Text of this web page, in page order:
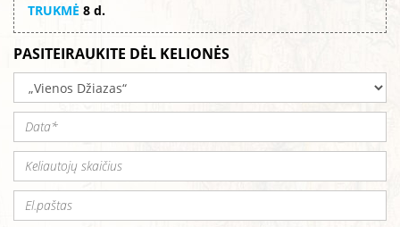
TRUKMĖ 8 d.
PASITEIRAUKITE DĖL KELIONĖS